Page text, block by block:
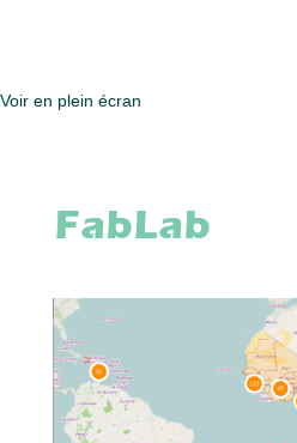
Voir en plein écran
FabLab